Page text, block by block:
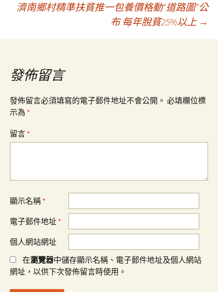
章
導
覽
濟南鄉村精準扶貧推一包養價格動“道路圖”公
布 每年脫貧25%以上 →
發佈留言
發佈留言必須填寫的電子郵件地址不會公開。 必填欄位標
示為 *
留言 *
顯示名稱 *
電子郵件地址 *
個人網站網址
在瀏覽器中儲存顯示名稱、電子郵件地址及個人網站
網址，以供下次發佈留言時使用。